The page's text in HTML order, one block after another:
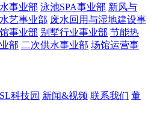
事业部 泳池SPA事业部 新风与
艺事业部 废水回用与湿地建设事
事业部 别墅行业事业部 节能热
部 二次供水事业部 场馆运营事
科技园 新闻&视频 联系我们 董